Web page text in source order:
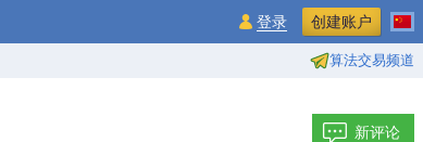
算法交易频道
登录 创建账户
新评论